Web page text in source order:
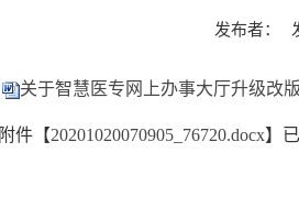
发布者：
关于智慧医专网上办事大厅升级改
附件【20201020070905_76720.docx】